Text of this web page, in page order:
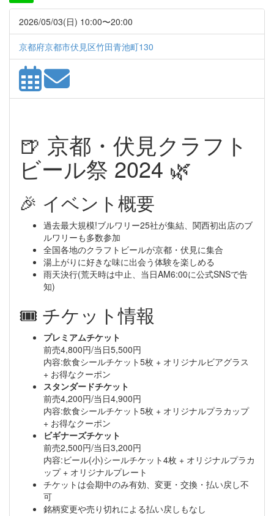
2026/05/03(日) 10:00〜20:00
京都府京都市伏見区竹田青池町130
🍺 京都・伏見クラフト
ビール祭 2024 🌿
🎉 イベント概要
過去最大規模!ブルワリー25社が集結、関西初出店のブ
ルワリーも多数参加
全国各地のクラフトビールが京都・伏見に集合
湯上がりに好きな味に出会う体験を楽しめる
雨天決行(荒天時は中止、当日AM6:00に公式SNSで告
知)
🎟️ チケット情報
プレミアムチケット
前売4,800円/当日5,500円
内容:飲食シールチケット5枚 + オリジナルビアグラス
+ お得なクーポン
スタンダードチケット
前売4,200円/当日4,900円
内容:飲食シールチケット5枚 + オリジナルプラカップ
+ お得なクーポン
ビギナーズチケット
前売2,500円/当日3,200円
内容:ビール(小)シールチケット4枚 + オリジナルプラカ
ップ + オリジナルプレート
チケットは会期中のみ有効、変更・交換・払い戻し不
可
銘柄変更や売り切れによる払い戻しもなし